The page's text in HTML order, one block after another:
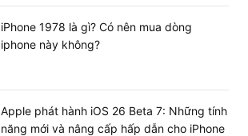
iPhone 1978 là gì? Có nên mua dòng
iphone này không?
Apple phát hành iOS 26 Beta 7: Những tính
năng mới và nâng cấp hấp dẫn cho iPhone